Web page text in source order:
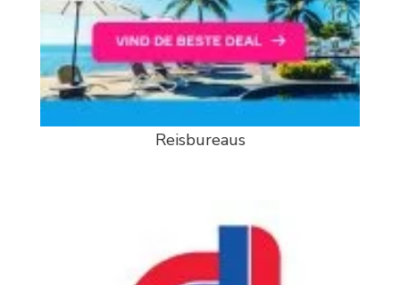
Reisbureaus